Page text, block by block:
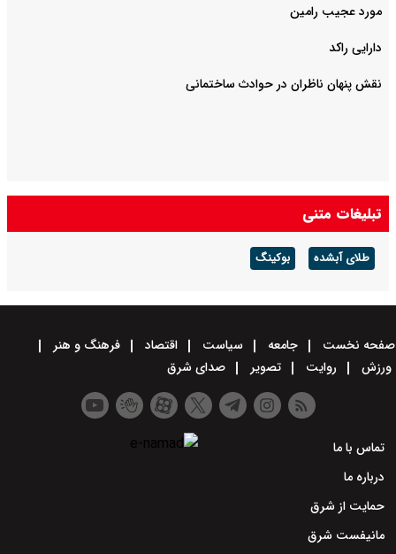
مورد عجیب رامین
دارایی راکد
نقش پنهان ناظران در حوادث ساختمانی
تبلیغات متنی
طلای آبشده بوکینگ
صفحه نخست جامعه سیاست اقتصاد
فرهنگ و هنر
ورزش
روایت تصویر صدای شرق
تماس با ما
درباره ما
حمایت از شرق
مانیفست شرق